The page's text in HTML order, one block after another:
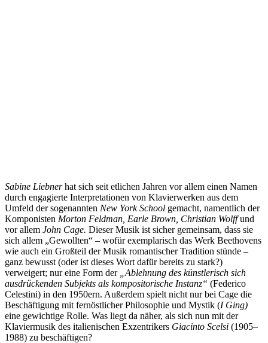
Sabine Liebnerhat sich seit etlichen Jahren vor allem einen Namen
durch engagierte Interpretationen von Klavierwerken aus dem
Umfeld der sogenannten New York School gemacht, namentlich der
Komponisten Morton Feldman, Earle Brown, Christian Wolffund
vor allem John Cage. Dieser Musik ist sicher gemeinsam, dass sie
sich allem „Gewollten“ – wofür exemplarisch das Werk Beethovens
wie auch ein Großteil der Musik romantischer Tradition stünde –
ganz bewusst (oder ist dieses Wort dafür bereits zu stark?)
verweigert; nur eine Form der
„Ablehnung des künstlerisch sich
ausdrückenden Subjekts als kompositorische Instanz“ (Federico
Celestini) in den 1950ern. Außerdem spielt nicht nur bei Cage die
Beschäftigung mit fernöstlicher Philosophie und Mystik (I Ging)
eine gewichtige Rolle. Was liegt da näher, als sich nun mit der
Klaviermusik des italienischen Exzentrikers Giacinto Scelsi (1905–
1988) zu beschäftigen?